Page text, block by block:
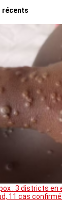
récents
: 3 districts en
11 cas